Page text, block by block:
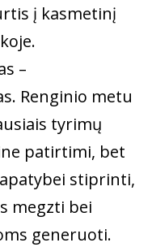
į kasmetinį
–
Renginio metu
tyrimų
patirtimi, bet
stiprinti,
megzti bei
generuoti.